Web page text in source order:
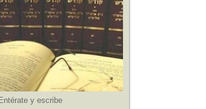
Entérate y escribe